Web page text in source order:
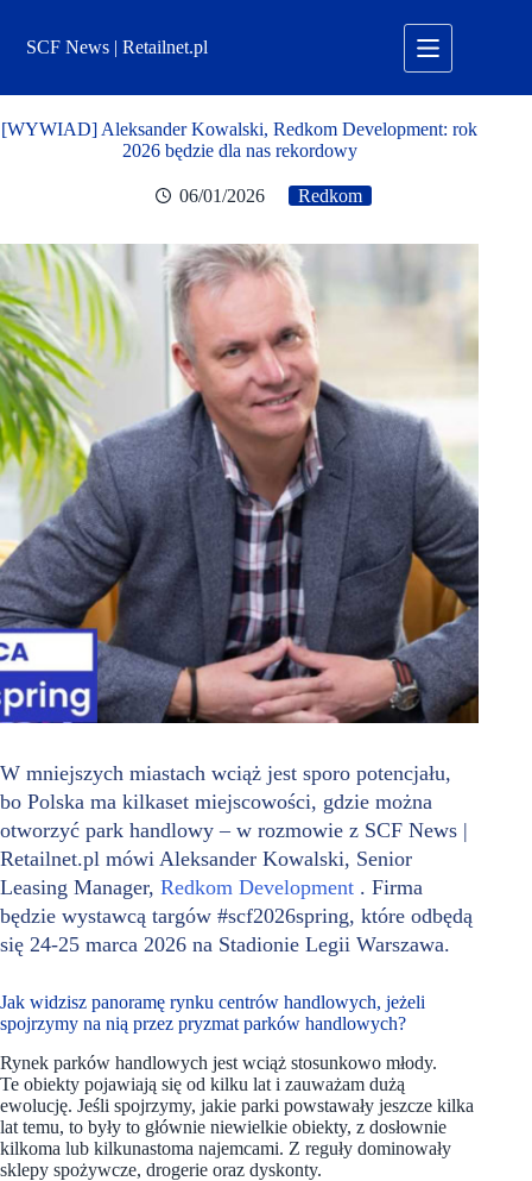
treściSCF News | Retailnet.pl
[WYWIAD] Aleksander Kowalski, Redkom Development: rok
2026 będzie dla nas rekordowy
06/01/2026 Redkom
W mniejszych miastach wciąż jest sporo potencjału,
bo Polska ma kilkaset miejscowości, gdzie można
otworzyć park handlowy – w rozmowie z SCF News |
Retailnet.pl mówi Aleksander Kowalski, Senior
Leasing Manager, Redkom Development . Firma
będzie wystawcą targów #scf2026spring, które odbędą
się 24-25 marca 2026 na Stadionie Legii Warszawa.
Jak widzisz panoramę rynku centrów handlowych, jeżeli
spojrzymy na nią przez pryzmat parków handlowych?
Rynek parków handlowych jest wciąż stosunkowo młody.
Te obiekty pojawiają się od kilku lat i zauważam dużą
ewolucję. Jeśli spojrzymy, jakie parki powstawały jeszcze kilka
lat temu, to były to głównie niewielkie obiekty, z dosłownie
kilkoma lub kilkunastoma najemcami. Z reguły dominowały
sklepy spożywcze, drogerie oraz dyskonty.